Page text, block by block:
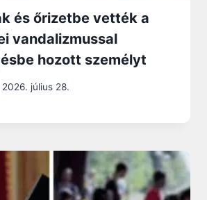
és őrizetbe vették a
vandalizmussal
hozott személyt
2026. július 28.